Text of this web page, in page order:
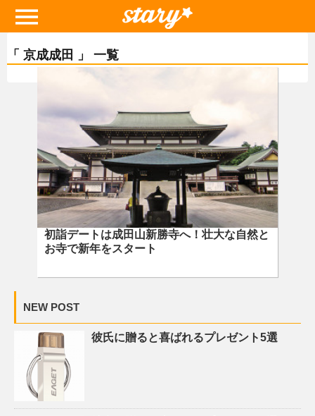
「 京成成田 」 一覧
初詣デートは成田山新勝寺へ！壮大な自然と
お寺で新年をスタート
NEW POST
彼氏に贈ると喜ばれるプレゼント5選